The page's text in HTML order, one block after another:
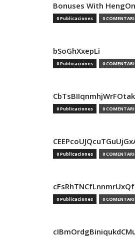
Bonuses With
0 Publicaciones 0
bSoGhXxepLi
0 Publicaciones 0
0 Publicaciones 0
0 Publicaciones 0
0 Publicaciones 0